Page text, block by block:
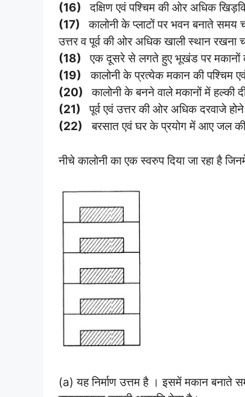
(16)
दक्षिण एवं पश्चिम की ओर अधिक
(17)
कालोनी के प्लाटों पर भवन बनाते समय
उत्तर व पूर्व की ओर अधिक खाली स्थान रखना
(18)
एक दूसरे से लगते हुए भूखंड पर मकानों
(19) कालोनी के प्रत्येक मकान की पश्चिम एवं
(20)
कालोनी के बनने वाले मकानों में हल्की
(21)
पूर्व एवं उत्तर की ओर अधिक दरवाजे होने
(22) बरसात एवं घर के प्रयोग में आए जल की
नीचे कालोनी का एक स्वरुप दिया जा रहा है
(a) यह निर्माण उत्तम है । इसमें मकान बनाते